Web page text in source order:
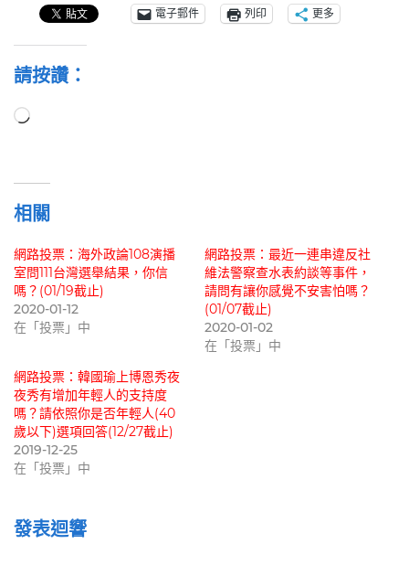
電子郵件 列印 更多
請按讚：
正
相關
網路投票：海外政論108演播
室問111台灣選舉結果，你信
嗎？(01/19截止)
2020-01-12
在「投票」中
網路投票：最近一連串違反社
維法警察查水表約談等事件，
請問有讓你感覺不安害怕嗎？
(01/07截止)
2020-01-02
在「投票」中
網路投票：韓國瑜上博恩秀夜
夜秀有增加年輕人的支持度
嗎？請依照你是否年輕人(40
歲以下)選項回答(12/27截止)
2019-12-25
在「投票」中
發表迴響